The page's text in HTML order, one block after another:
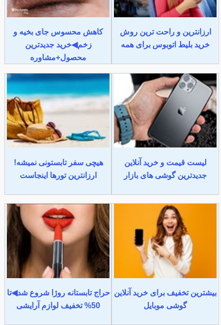
ارزانترین و راحت ترین روش
خرید بلیط اتوبوس برای همه
کاهش محسوس جای بخیه و
زخم◀خرید جدیدترین
محصول+مشاوره
لیست قیمت و خرید آنلاین
جدیدترین گوشی های بازار
هیچی سفر تابستونی نمیشه!
ارزانترین تورها اینجاست
بیشترین تخفیف برای خرید آنلاین
گوشی موبایل
حراج تابستانه روژا شروع شد◀تا
50% تخفیف لوازم آرایشی